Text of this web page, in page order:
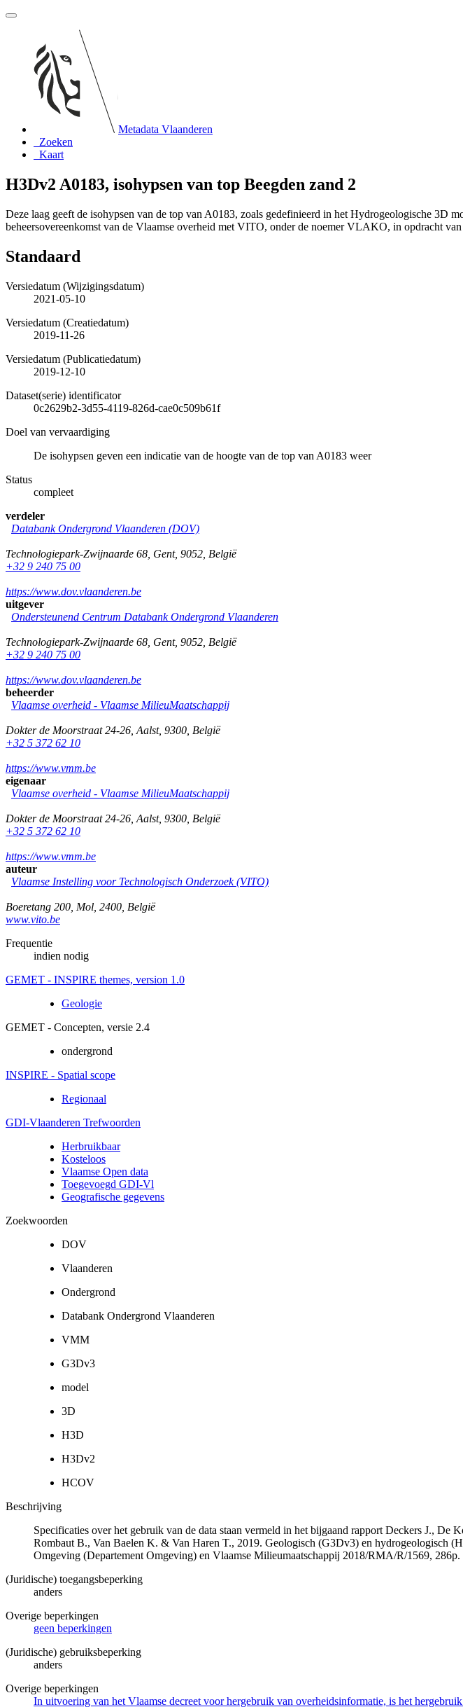
Metadata Vlaanderen
Zoeken
Kaart
H3Dv2 A0183, isohypsen van top Beegden zand 2
Deze laag geeft de isohypsen van de top van A0183, zoals gedefinieerd in het Hydrogeologische 3D
beheersovereenkomst van de Vlaamse overheid met VITO, onder de noemer VLAKO, in opdracht
Standaard
Versiedatum (Wijzigingsdatum)
2021-05-10
Versiedatum (Creatiedatum)
2019-11-26
Versiedatum (Publicatiedatum)
2019-12-10
Dataset(serie) identificator
0c2629b2-3d55-4119-826d-cae0c509b61f
Doel van vervaardiging
De isohypsen geven een indicatie van de hoogte van de top van A0183 weer
Status
compleet
verdeler
Databank Ondergrond Vlaanderen (DOV)
Technologiepark-Zwijnaarde 68 Gent, 9052 België
+32 9 240 75 00
https://www.dov.vlaanderen.be
uitgever
Ondersteunend Centrum Databank Ondergrond Vlaanderen
Technologiepark-Zwijnaarde 68 Gent, 9052 België
+32 9 240 75 00
https://www.dov.vlaanderen.be
beheerder
Vlaamse overheid - Vlaamse MilieuMaatschappij
Dokter de Moorstraat 24-26 Aalst, 9300 België
+32 5 372 62 10
https://www.vmm.be
eigenaar
Vlaamse overheid - Vlaamse MilieuMaatschappij
Dokter de Moorstraat 24-26 Aalst, 9300 België
+32 5 372 62 10
https://www.vmm.be
auteur
Vlaamse Instelling voor Technologisch Onderzoek (VITO)
Boeretang 200 Mol 2400 België
www.vito.be
Frequentie
indien nodig
GEMET - INSPIRE themes, version 1.0
Geologie
GEMET - Concepten, versie 2.4
ondergrond
INSPIRE - Spatial scope
Regionaal
GDI-Vlaanderen Trefwoorden
Herbruikbaar
Kosteloos
Vlaamse Open data
Toegevoegd GDI-Vl
Geografische gegevens
Zoekwoorden
DOV
Vlaanderen
Ondergrond
Databank Ondergrond Vlaanderen
VMM
G3Dv3
model
3D
H3D
H3Dv2
HCOV
Beschrijving
Specificaties over het gebruik van de data staan vermeld in het bijgaand rapport Deckers J.,
Rombaut B., Van Baelen K. & Van Haren T., 2019. Geologisch (G3Dv3) en hydrogeologisch
Omgeving (Departement Omgeving) en Vlaamse Milieumaatschappij 2018/RMA/R/1569, 286p.
(Juridische) toegangsbeperking
anders
Overige beperkingen
geen beperkingen
(Juridische) gebruiksbeperking
anders
Overige beperkingen
In uitvoering van het Vlaamse decreet voor hergebruik van overheidsinformatie, is het